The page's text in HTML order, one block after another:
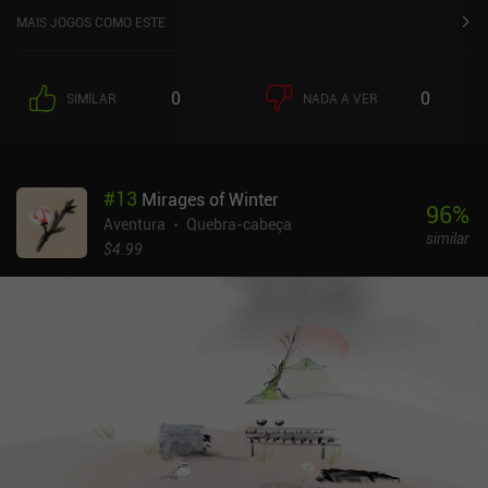
MAIS JOGOS COMO ESTE
SIMILAR 0 NADA A VER 0
#13 Mirages of Winter
Aventura
Quebra-cabeça
$4.99
96%
similar